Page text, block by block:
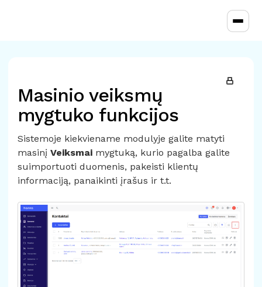
Masinio veiksmų
mygtuko funkcijos
Sistemoje kiekviename modulyje galite matyti
masinį Veiksmai mygtuką, kurio pagalba galite
suimportuoti duomenis, pakeisti klientų
informaciją, panaikinti įrašus ir t.t.